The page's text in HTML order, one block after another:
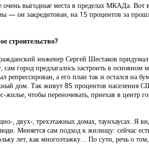
выгодные места в пределах МКАДа. Вот
— он закредитован, на 15 процентов за
строительство?
инженер Сергей Шестаков
сам город предлагалось застроить в
репрессирован, а его план так и остался
дом. Так живут 85 процентов населения
чтобы переночевать, приехав в центр
, двух-, трехэтажных домах, таунхаусах. Я
Меняется сам подход к жилищу: сейчас
лет, как многоэтажку... По сути, речь о